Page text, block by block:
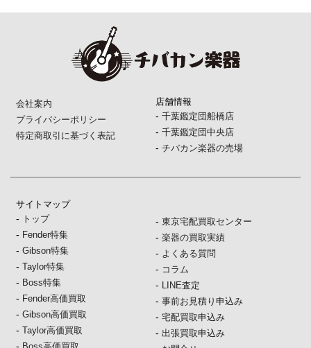
会社案内
プライバシーポリシー
特定商取引に基づく表記
店舗情報
- 千葉鑑定団船橋店
- 千葉鑑定団中央店
- チバカン楽器の売場
サイトマップ
- トップ
- Fender特集
-Gibson特集
-Taylor特集
- Boss特集
- Fender高価買取
-Gibson高価買取
-Taylor高価買取
- 東京宅配買取センター
- 楽器の買取実績
- よくある質問
- コラム
- LINE査定
- 事前お見積り申込み
- 宅配買取申込み
- 出張買取申込み